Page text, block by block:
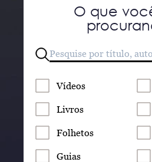
O que
Vídeos
Livros
Folhetos
Guias